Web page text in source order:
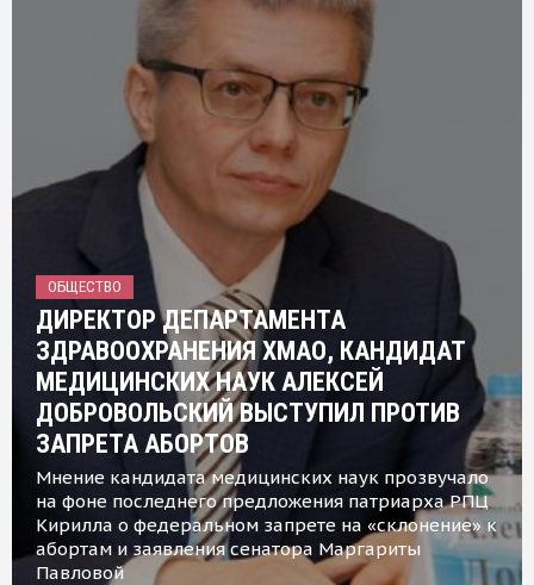
ОБЩЕСТВО
ДИРЕКТОР ДЕПАРТАМЕНТА
ЗДРАВООХРАНЕНИЯ ХМАО, КАНДИДАТ
МЕДИЦИНСКИХ НАУК АЛЕКСЕЙ
ДОБРОВОЛЬСКИЙ ВЫСТУПИЛ ПРОТИВ
ЗАПРЕТА АБОРТОВ
Мнение кандидата медицинских наук прозвучало
на фоне последнего предложения патриарха РПЦ
Кирилла о федеральном запрете на «склонение» к
абортам и заявления сенатора Маргариты
Павловой